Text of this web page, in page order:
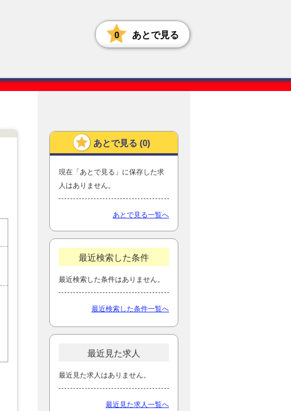
0 あとで見る
あとで見る (0)
現在「あとで見る」に保存した求
人はありません。
あとで見る一覧へ
最近検索した条件
最近検索した条件はありません。
最近検索した条件一覧へ
最近見た求人
最近見た求人はありません。
最近見た求人一覧へ